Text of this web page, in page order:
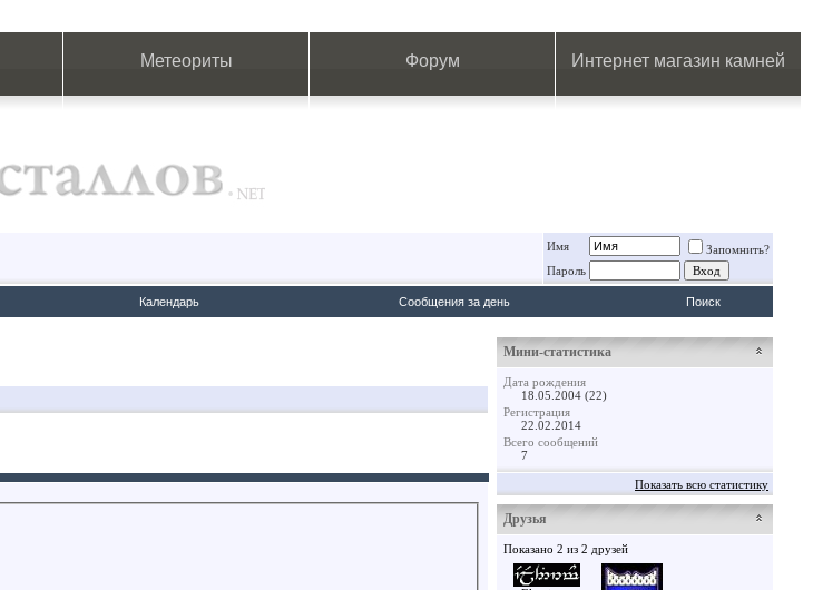
Метеориты Форум Интернет магазин камней
Имя
Запомнить?
Пароль
Календарь Сообщения за день Поиск
Мини-статистика
Дата рождения
18.05.2004 (22)
Регистрация
22.02.2014
Всего сообщений
7
Показать всю статистику
Друзья
Показано 2 из 2 друзей